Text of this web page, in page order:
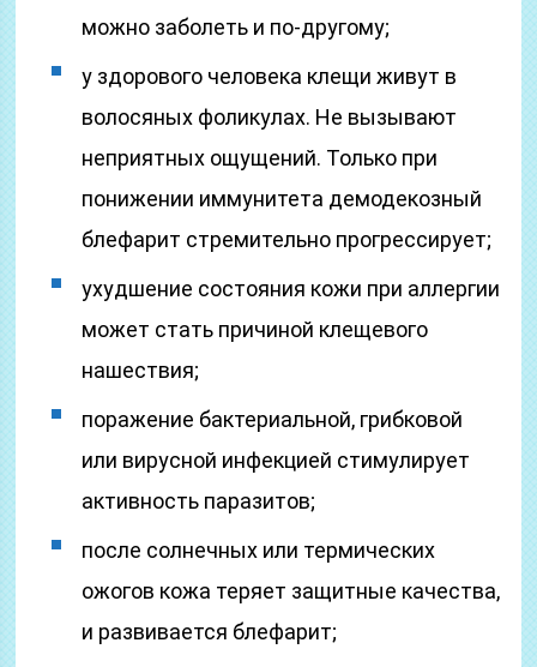
можно заболеть и по-другому;
у здорового человека клещи живут в
волосяных фоликулах. Не вызывают
неприятных ощущений. Только при
понижении иммунитета демодекозный
блефарит стремительно прогрессирует;
ухудшение состояния кожи при аллергии
может стать причиной клещевого
нашествия;
поражение бактериальной, грибковой
или вирусной инфекцией стимулирует
активность паразитов;
после солнечных или термических
ожогов кожа теряет защитные качества,
и развивается блефарит;